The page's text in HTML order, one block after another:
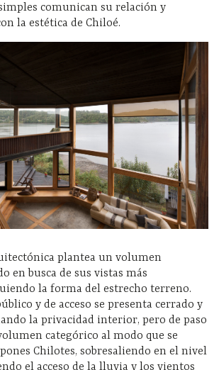
comunican su relación y
la estética de Chiloé.
plantea un volumen
en busca de sus vistas más
la forma del estrecho terreno.
y de acceso se presenta cerrado y
la privacidad interior, pero de paso
categórico al modo que se
Chilotes, sobresaliendo en el nivel
el acceso de la lluvia y los vientos